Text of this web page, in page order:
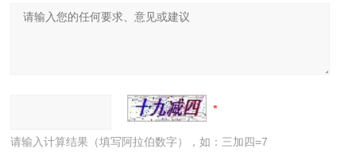
请输入计算结果（填写阿拉伯数字），如：三加四=7